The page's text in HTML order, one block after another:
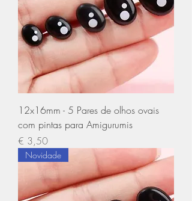
12x16mm - 5 Pares de olhos ovais
com pintas para Amigurumis
Preço
€ 3,50
Novidade